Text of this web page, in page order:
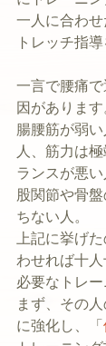
一人に合わ
トレッチ指
一言で腰痛
因があります
腸腰筋が弱
人、筋力は
ランスが悪い
股関節や骨
ちない人。
上記に挙げ
わせれば十人
必要なトレー
まず、その
に強化し、「